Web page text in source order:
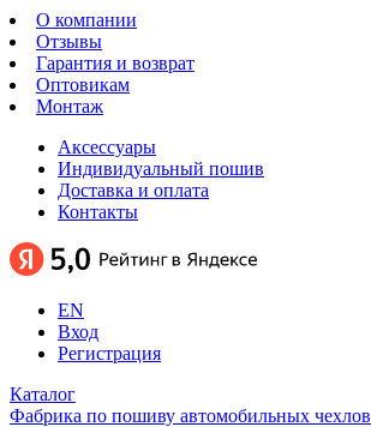
О компании
Отзывы
Гарантия и возврат
Оптовикам
Монтаж
Аксессуары
Индивидуальный пошив
Доставка и оплата
Контакты
EN
Вход
Регистрация
Каталог
Фабрика по пошиву автомобильных чехлов